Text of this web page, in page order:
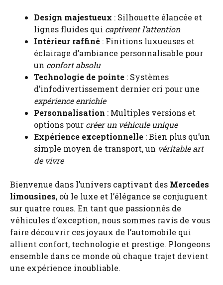
Design majestueux : Silhouette élancée et
lignes fluides qui captivent l’attention
Intérieur raffiné : Finitions luxueuses et
éclairage d’ambiance personnalisable pour
un confort absolu
Technologie de pointe : Systèmes
d’infodivertissement dernier cri pour une
expérience enrichie
Personnalisation : Multiples versions et
options pour créer un véhicule unique
Expérience exceptionnelle : Bien plus qu’un
simple moyen de transport, un véritable art
de vivre
Bienvenue dans l’univers captivant des Mercedes
limousines, où le luxe et l’élégance se conjuguent
sur quatre roues. En tant que passionnés de
véhicules d’exception, nous sommes ravis de vous
faire découvrir ces joyaux de l’automobile qui
allient confort, technologie et prestige. Plongeons
ensemble dans ce monde où chaque trajet devient
une expérience inoubliable.